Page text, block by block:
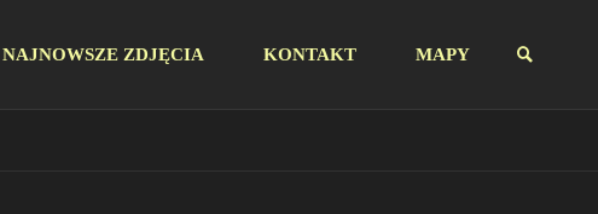
NAJNOWSZE ZDJĘCIA KONTAKT MAPY